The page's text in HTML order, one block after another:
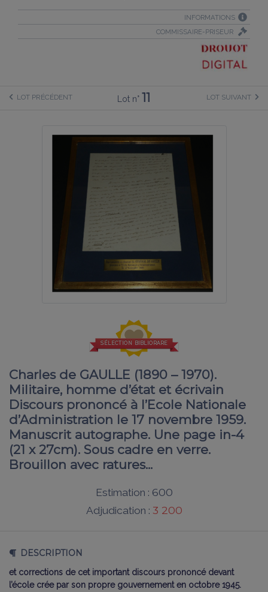
INFORMATIONS
COMMISSAIRE-PRISEUR
LOT PRÉCÉDENT Lot n° 11 LOT SUIVANT
SÉLECTION BIBLIORARE
Charles de GAULLE (1890 – 1970).
Militaire, homme d’état et écrivain
Discours prononcé à l’Ecole Nationale
d’Administration le 17 novembre 1959.
Manuscrit autographe. Une page in-4
(21 x 27cm). Sous cadre en verre.
Brouillon avec ratures...
Estimation : 600
Adjudication : 3 200
DESCRIPTION
et corrections de cet important discours prononcé devant
l’école crée par son propre gouvernement en octobre 1945.